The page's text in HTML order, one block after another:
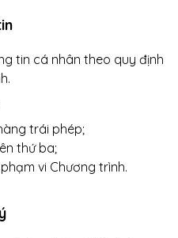
tin cá nhân theo quy định
trái phép;
thứ ba;
vi Chương trình.